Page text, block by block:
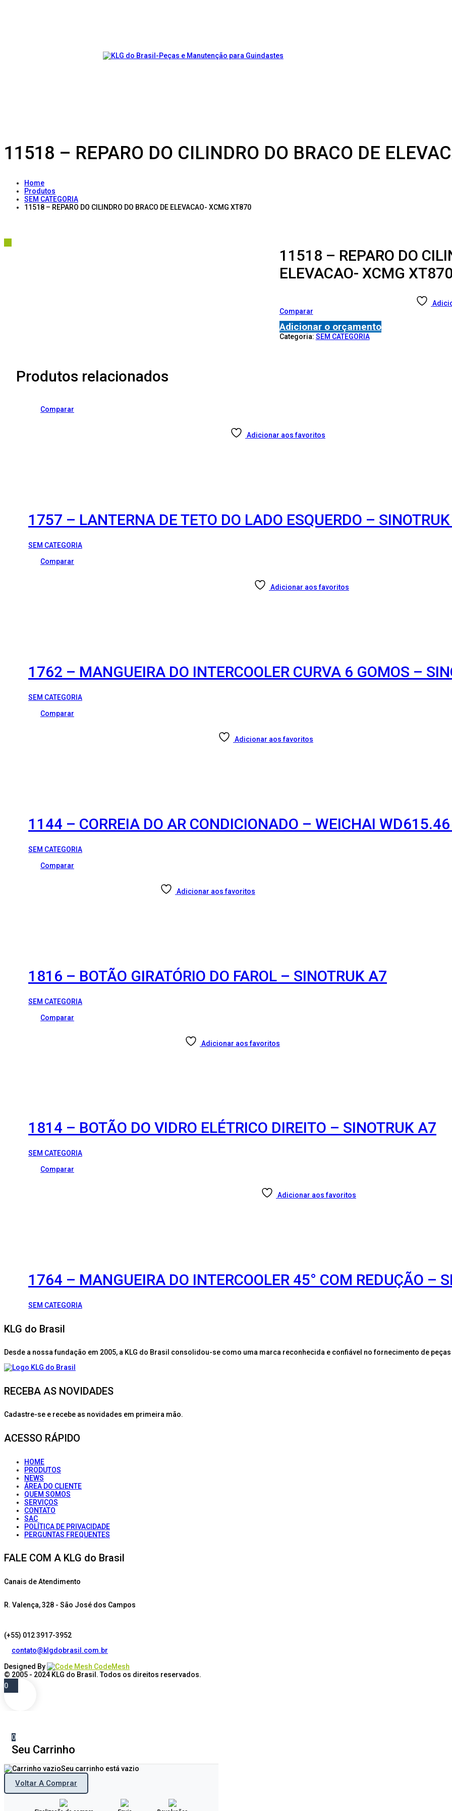
11518 – REPARO DO CILINDRO DO BRACO DE
Home
Produtos
SEM CATEGORIA
11518 – REPARO DO CILINDRO DO BRACO DE ELEVACAO- XCMG XT870
11518 – REPARO DO
ELEVACAO- XCMG XT870
Comparar
Adicionar o orçamento
Categoria: SEM CATEGORIA
Produtos relacionados
Comparar
Adicionar aos favoritos
1757 – LANTERNA DE TETO DO LADO ESQUERDO –
SEM CATEGORIA
Comparar
Adicionar aos favoritos
1762 – MANGUEIRA DO INTERCOOLER CURVA 6 GOMOS –
SEM CATEGORIA
Comparar
Adicionar aos favoritos
1144 – CORREIA DO AR CONDICIONADO – WEICHAI WD615.46
SEM CATEGORIA
Comparar
Adicionar aos favoritos
1816 – BOTÃO GIRATÓRIO DO FAROL – SINOTRUK A7
SEM CATEGORIA
Comparar
Adicionar aos favoritos
1814 – BOTÃO DO VIDRO ELÉTRICO DIREITO – SINOTRUK A7
SEM CATEGORIA
Comparar
Adicionar aos favoritos
1764 – MANGUEIRA DO INTERCOOLER 45° COM REDUÇÃO –
SEM CATEGORIA
KLG do Brasil
Desde a nossa fundação em 2005, a KLG do Brasil consolidou-se como uma marca reconhecida e confiável no fornecimento de
RECEBA AS NOVIDADES
Cadastre-se e recebe as novidades em primeira mão.
ACESSO RÁPIDO
HOME
PRODUTOS
NEWS
ÁREA DO CLIENTE
QUEM SOMOS
SERVIÇOS
CONTATO
SAC
POLÍTICA DE PRIVACIDADE
PERGUNTAS FREQUENTES
FALE COM A KLG do Brasil
Canais de Atendimento
R. Valença, 328 - São José dos Campos
(+55) 012 3917-3952
contato@klgdobrasil.com.br
Designed By
CodeMesh
© 2005 - 2024 KLG do Brasil . Todos os direitos reservados.
0
0
Seu Carrinho
Seu carrinho está vazio
Voltar A Comprar